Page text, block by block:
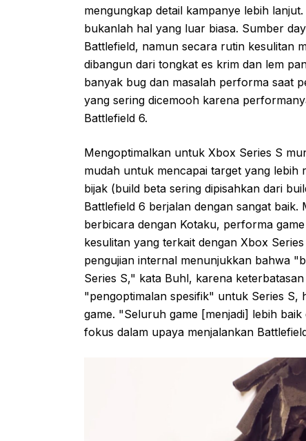
mengungkap detail kampanye lebih
bukanlah hal yang luar biasa. Sumber
Battlefield, namun secara rutin kesulitan
dibangun dari tongkat es krim dan lem
banyak bug dan masalah performa saat
yang sering dicemooh karena
Battlefield 6.
Mengoptimalkan untuk Xbox Series S
mudah untuk mencapai target yang lebih
bijak (build beta sering dipisahkan dari
Battlefield 6 berjalan dengan sangat
berbicara dengan Kotaku, performa
kesulitan yang terkait dengan Xbox
pengujian internal menunjukkan bahwa
Series S," kata Buhl, karena
"pengoptimalan spesifik" untuk Series S,
game. "Seluruh game [menjadi] lebih
fokus dalam upaya menjalankan